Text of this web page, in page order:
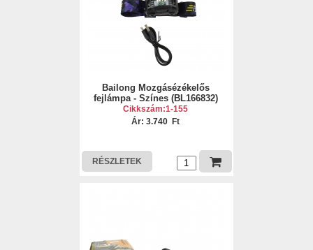
Bailong Mozgásézékelős
fejlámpa - Színes (BL166832)
Cikkszám:1-155
Ár: 3.740 Ft
RÉSZLETEK